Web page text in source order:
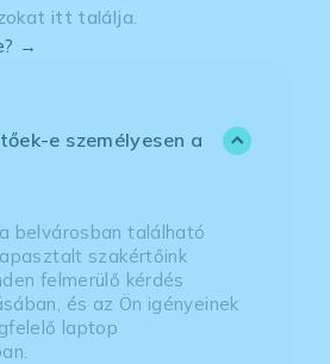
itt találja.
→
e személyesen a
belvárosban található
szakértőink
felmerülő kérdés
és az Ön igényeinek
laptop